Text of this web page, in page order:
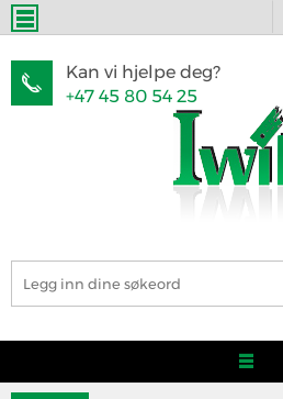
Kan vi hjelpe deg?
+47 45 80 54 25